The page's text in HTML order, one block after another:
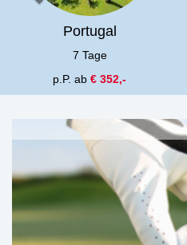
Portugal
7 Tage
p.P. ab € 352,-